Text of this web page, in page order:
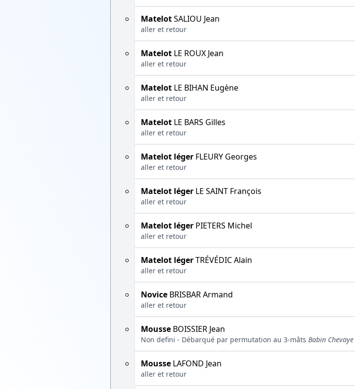
MatelotSALIOU Jean
aller et retour
Matelot LE ROUX Jean
aller et retour
Matelot LE BIHAN Eugène
aller et retour
Matelot LE BARS Gilles
aller et retour
Matelot léger FLEURY Georges
aller et retour
Matelot léger LE SAINT François
aller et retour
Matelot léger PIETERS Michel
aller et retour
Matelot légerTRÉVÉDIC Alain
aller et retour
Novice BRISBAR Armand
aller et retour
Mousse BOISSIER Jean
Non defini - Débarqué par permutation au 3-mâts Babin Chevaye
Mousse LAFOND Jean
aller et retour